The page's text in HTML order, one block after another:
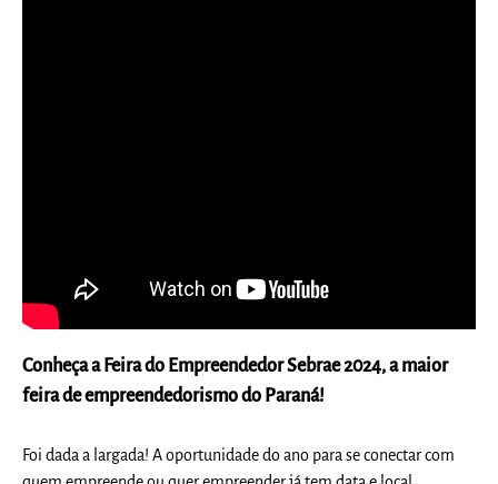
Conheça a Feira do Empreendedor Sebrae 2024, a maior
feira de empreendedorismo do Paraná!
Foi dada a largada! A oportunidade do ano para se conectar com